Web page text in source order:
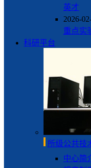
英才
2026-
重点实
科研平台
所级公共技
中心简